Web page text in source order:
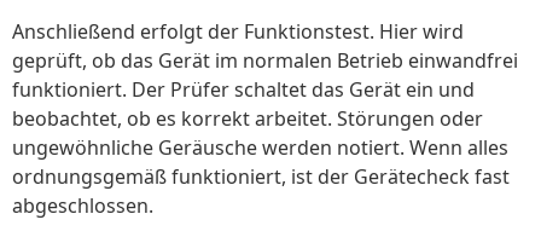
Anschließend erfolgt der Funktionstest. Hier wird
geprüft, ob das Gerät im normalen Betrieb einwandfrei
funktioniert. Der Prüfer schaltet das Gerät ein und
beobachtet, ob es korrekt arbeitet. Störungen oder
ungewöhnliche Geräusche werden notiert. Wenn alles
ordnungsgemäß funktioniert, ist der Gerätecheck fast
abgeschlossen.